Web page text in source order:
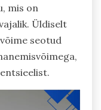
mis on
Üldiselt
seotud